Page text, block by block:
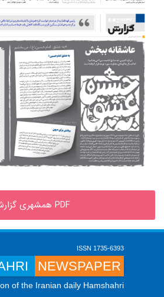
PDF همشهری گزارش
ISSN 1735-6393
NEWSPAPER
of the Iranian daily Hamshahri